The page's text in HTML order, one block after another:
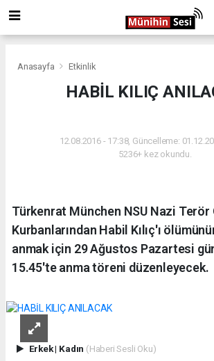
Anasayfa Etkinlik
HABİL KILIÇ
12.08.2016 - 17:38, Güncelleme:
5236+ kez okundu.
Türkenrat München NSU Nazi Terör
Kurbanlarından Habil Kılıç'ı
anmak için 29 Ağustos Pazartesi
15.45'te anma töreni düzenleyecek.
Erkek| Kadın (Haberi Sesli Oku)